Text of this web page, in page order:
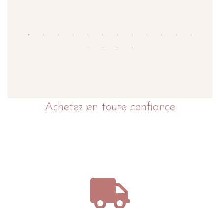
Achetez en toute confiance